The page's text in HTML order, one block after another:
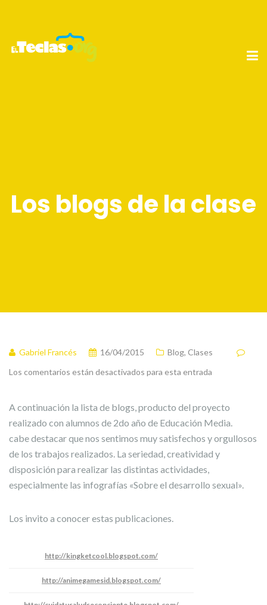
Los blogs de la clase
Gabriel Francés 16/04/2015 Blog, Clases
Los comentarios están desactivados para esta entrada
A continuación la lista de blogs, producto del proyecto
realizado con alumnos de 2do año de Educación Media.
cabe destacar que nos sentimos muy satisfechos y orgullosos
de los trabajos realizados. La seriedad, creatividad y
disposición para realizar las distintas actividades,
especialmente las infografías «Sobre el desarrollo sexual».
Los invito a conocer estas publicaciones.
http://kingketcool.blogspot.com/
http://animegamesid.blogspot.com/